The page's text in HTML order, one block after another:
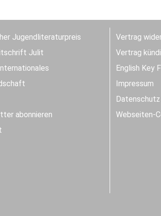
Jugendliteraturpreis
Julit
abonnieren
Vertrag
Vertrag
English Key
Impressum
Datenschutz
Webseiten-